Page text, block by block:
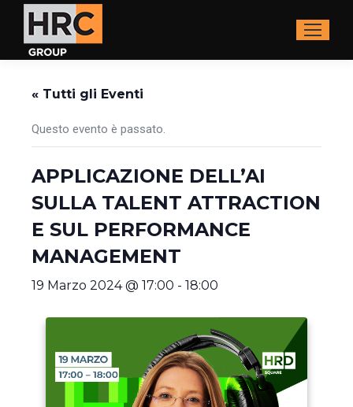
« Tutti gli Eventi
Questo evento è passato.
APPLICAZIONE DELL’AI
SULLA TALENT ATTRACTION
E SUL PERFORMANCE
MANAGEMENT
19 Marzo 2024 @ 17:00 - 18:00